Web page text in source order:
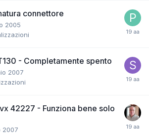
connettore
2005
- Completamente spento
2007
42227 - Funziona bene solo
2007